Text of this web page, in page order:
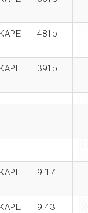
KAPE 481p
KAPE 391p
KAPE 9.17
KAPE 9.43